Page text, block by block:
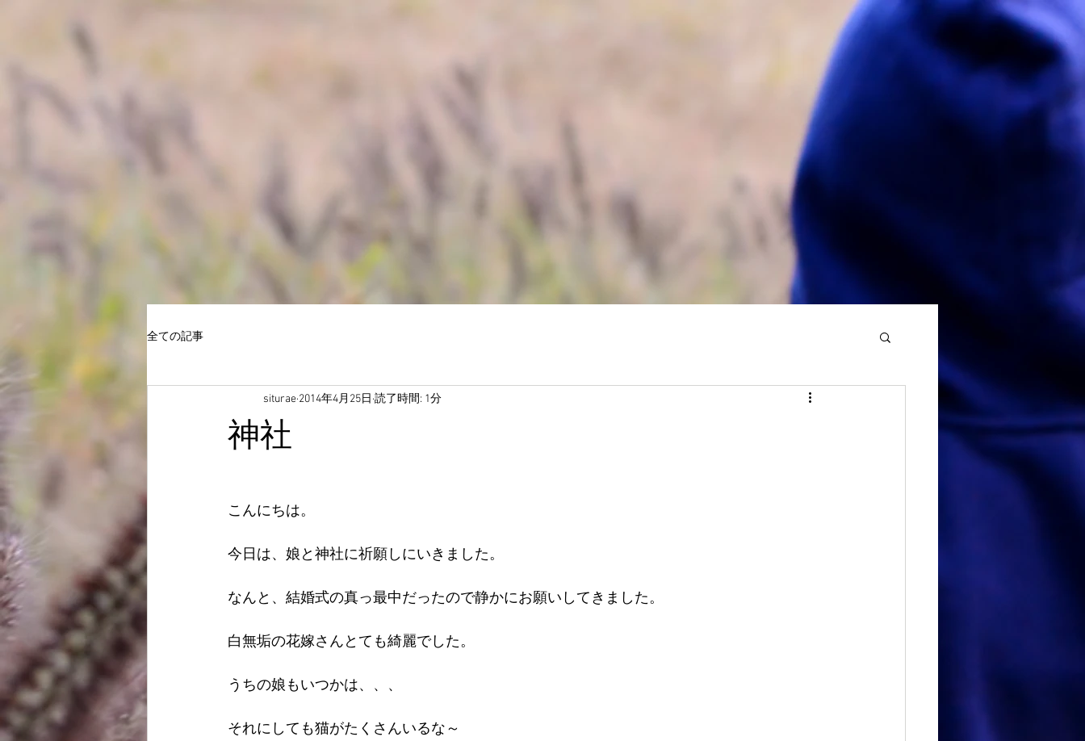
全ての記事
神社
siturae 2014年4月25日 読了時間: 1分
こんにちは。
今日は、娘と神社に祈願しにいきました。
なんと、結婚式の真っ最中だったので静かにお願いしてきました。
白無垢の花嫁さんとても綺麗でした。
うちの娘もいつかは、、、
それにしても猫がたくさんいるな～